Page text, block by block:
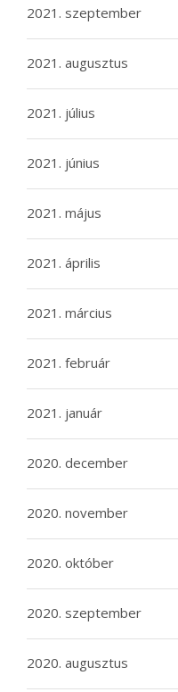
2021. szeptember
2021. augusztus
2021. július
2021. június
2021. május
2021. április
2021. március
2021. február
2021. január
2020. december
2020. november
2020. október
2020. szeptember
2020. augusztus